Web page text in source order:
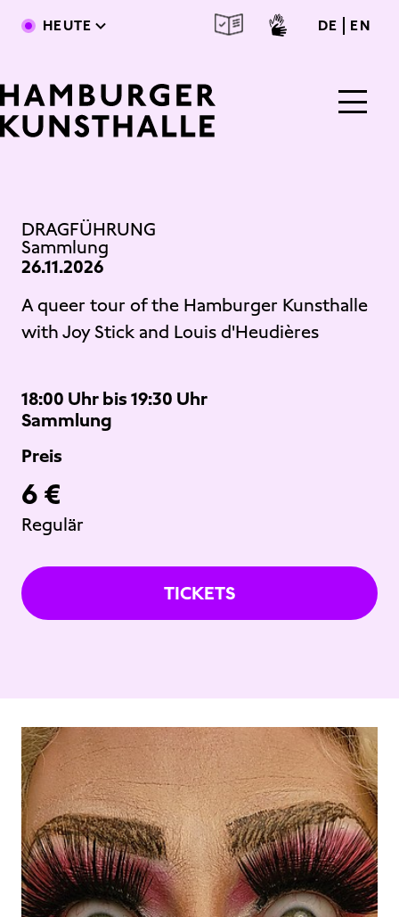
Direkt zum Inhalt
HEUTE DE deutsch
EN
DRAGFÜHRUNG
Sammlung
26.11.2026
A queer tour of the Hamburger Kunsthalle
with Joy Stick and Louis d'Heudières
18:00 Uhr bis 19:30 Uhr
Sammlung
Preis
6 €
Regulär
TICKETS